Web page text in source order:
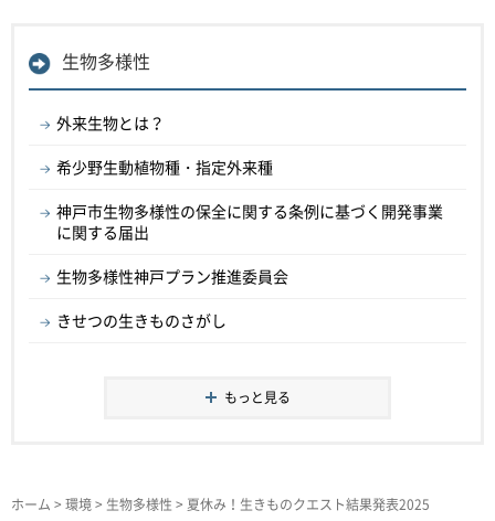
生物多様性
外来生物とは？
希少野生動植物種・指定外来種
神戸市生物多様性の保全に関する条例に基づく開発事業
に関する届出
生物多様性神戸プラン推進委員会
きせつの生きものさがし
もっと見る
ホーム > 環境> 生物多様性 > 夏休み！生きものクエスト結果発表2025